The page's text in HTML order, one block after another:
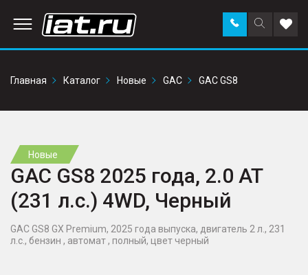
Поиск
по
Заказать
звонок в
Главная
Каталог Новые GAC GAC GS8
Новые
GAC GS8 2025 года, 2.0 AT
(231 л.с.) 4WD, Черный
GAC GS8 GX Premium, 2025 года выпуска, двигатель 2 л., 231
л.с., бензин , автомат , полный, цвет черный